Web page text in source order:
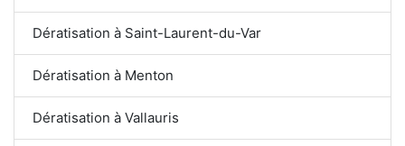
Dératisation à Saint-Laurent-du-Var
Dératisation à Menton
Dératisation à Vallauris